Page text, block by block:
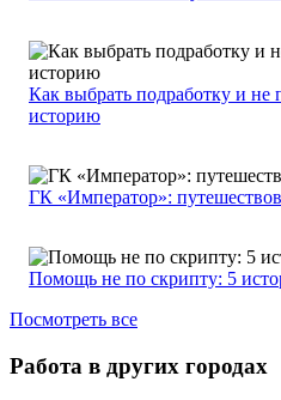
Как выбрать подработку и не
историю
ГК «Император»:
Помощь не по скрипту: 5
Посмотреть все
Работа в других городах